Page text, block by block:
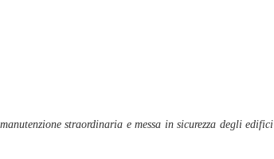
straordinaria e messa in sicurezza degli edifici